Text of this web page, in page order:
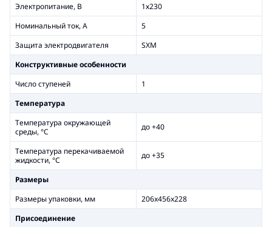
Электропитание, В
1х230
Номинальный ток, А
5
Защита электродвигателя
SXM
Конструктивные особенности
Число ступеней
1
Температура
Температура окружающей
среды, °С
до +40
Температура перекачиваемой
жидкости, °С
до +35
Размеры
Размеры упаковки, мм
206x456x228
Присоединение